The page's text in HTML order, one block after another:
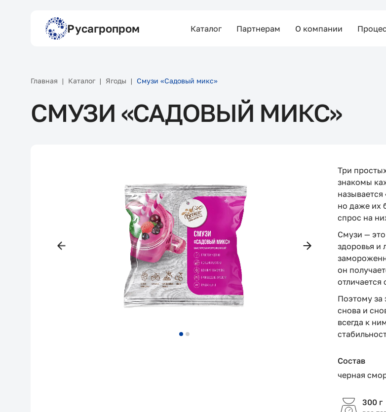
Русагропром Каталог Партнерам О компании
Главная Каталог Ягоды Смузи «Садовый микс»
СМУЗИ «САДОВЫЙ МИКС»
Три
знакомы
но даже их
спрос на
Смузи —
здоровья и
он
отличается
Поэтому за
снова и
всегда к
Состав
черная
300 г